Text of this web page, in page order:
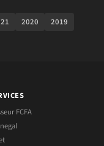
2020
2019
FCFA